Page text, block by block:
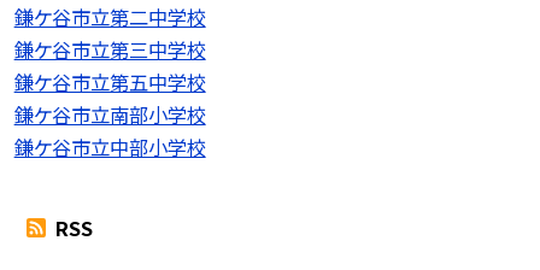
鎌ケ谷市立第二中学校
鎌ケ谷市立第三中学校
鎌ケ谷市立第五中学校
鎌ケ谷市立南部小学校
鎌ケ谷市立中部小学校
RSS